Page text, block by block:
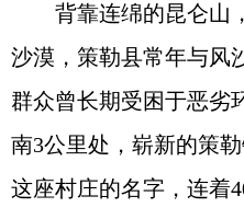
背靠连绵的昆仑山
沙漠，策勒县常年与风
群众曾长期受困于恶劣
南3公里处，崭新的策
这座村庄的名字，连着